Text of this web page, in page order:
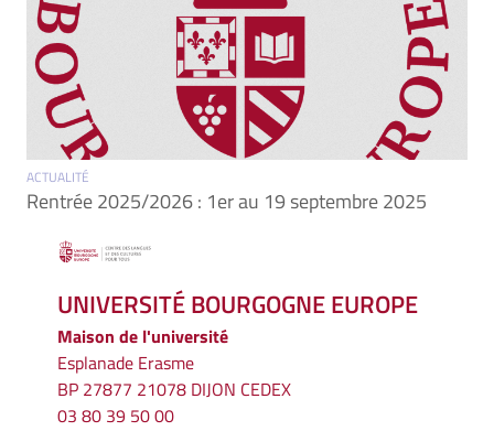
ACTUALITÉ
Rentrée 2025/2026 : 1er au 19 septembre 2025
UNIVERSITÉ BOURGOGNE EUROPE
Maison de l'université
Esplanade Erasme
BP 27877 21078 DIJON CEDEX
03 80 39 50 00